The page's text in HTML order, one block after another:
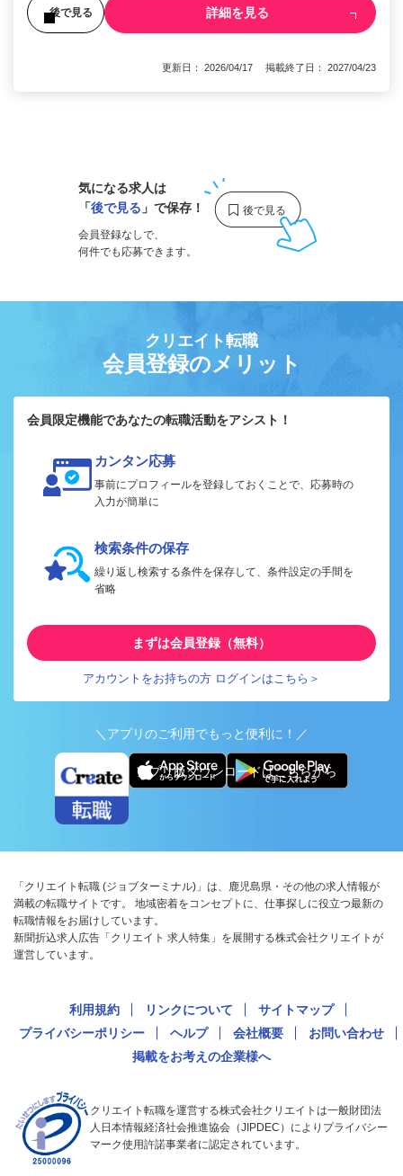
後で見る 詳細を見る
更新日： 2026/04/17 掲載終了日： 2027/04/23
気になる求人は
「後で見る 」で保存！
会員登録なしで、
何件でも応募できます。
クリエイト転職
会員登録のメリット
会員限定機能であなたの転職活動をアシスト！
カンタン応募
事前にプロフィールを登録しておくことで、応募時の
入力が簡単に
検索条件の保存
繰り返し検索する条件を保存して、条件設定の手間を
省略
まずは会員登録（無料）
アカウントをお持ちの方 ログインはこちら＞
＼アプリのご利用でもっと便利に！／
アプリ版ダウンロードはこちらから
「クリエイト転職 (ジョブターミナル)」は、鹿児島県・その他の求人情報が
満載の転職サイトです。 地域密着をコンセプトに、仕事探しに役立つ最新の
転職情報をお届けしています。
新聞折込求人広告「クリエイト 求人特集」を展開する株式会社クリエイトが
運営しています。
利用規約 リンクについて
サイトマップ
プライバシーポリシー
ヘルプ 会社概要
お問い合わせ
掲載をお考えの企業様へ
クリエイト転職を運営する株式会社クリエイトは一般財団法
人日本情報経済社会推進協会（JIPDEC）によりプライバシー
マーク使用許諾事業者に認定されています。